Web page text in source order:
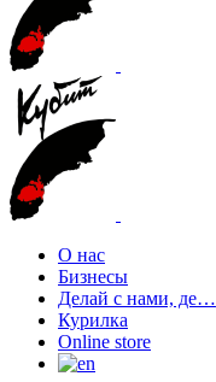
О нас
Бизнесы
Делай с нами, де…
Курилка
Online store